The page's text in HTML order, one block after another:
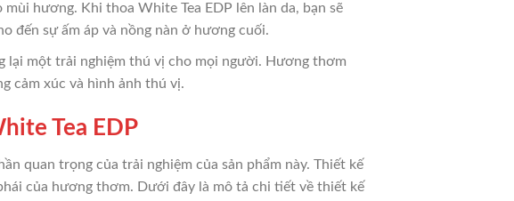
hương. Khi thoa White Tea EDP lên làn da, bạn sẽ
đến sự ấm áp và nồng nàn ở hương cuối.
lại một trải nghiệm thú vị cho mọi người. Hương thơm
cảm xúc và hình ảnh thú vị.
Tea EDP
quan trọng của trải nghiệm của sản phẩm này. Thiết kế
của hương thơm. Dưới đây là mô tả chi tiết về thiết kế